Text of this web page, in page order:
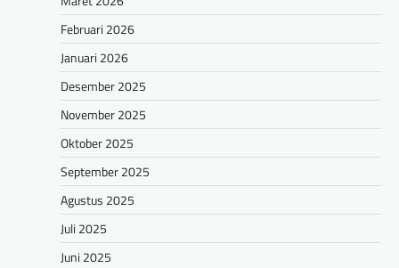
Februari 2026
Januari 2026
Desember 2025
November 2025
Oktober 2025
September 2025
Agustus 2025
Juli 2025
Juni 2025